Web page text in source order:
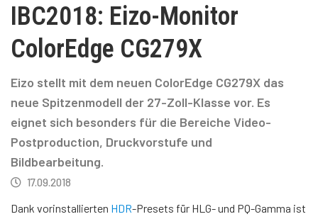
IBC2018: Eizo-Monitor
ColorEdge CG279X
Eizo stellt mit dem neuen ColorEdge CG279X das
neue Spitzenmodell der 27-Zoll-Klasse vor. Es
eignet sich besonders für die Bereiche Video-
Postproduction, Druckvorstufe und
Bildbearbeitung.
17.09.2018
Dank vorinstallierten HDR-Presets für HLG- und PQ-Gamma ist